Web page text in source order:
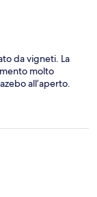
da vigneti. La
molto
all’aperto.